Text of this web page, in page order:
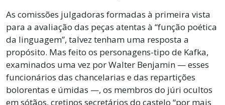
As comissões julgadoras formadas à primeira vista
para a avaliação das peças atentas à “função poética
da linguagem”, talvez tenham uma resposta a
propósito. Mas feito os personagens-tipo de Kafka,
examinados uma vez por Walter Benjamin — esses
funcionários das chancelarias e das repartições
bolorentas e úmidas —, os membros do júri ocultos
em sótãos, cretinos secretários do castelo “por mais